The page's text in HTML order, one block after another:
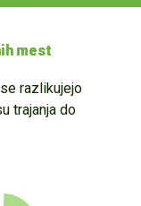
mest
razlikujejo
trajanja do